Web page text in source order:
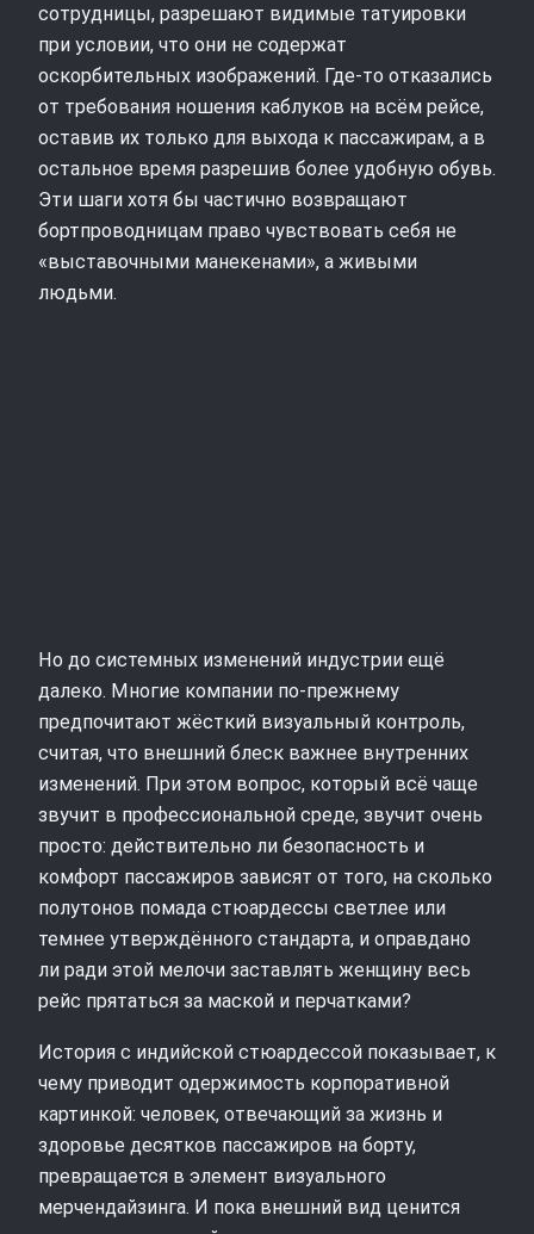
сотрудницы, разрешают видимые татуировки
при условии, что они не содержат
оскорбительных изображений. Где‑то отказались
от требования ношения каблуков на всём рейсе,
оставив их только для выхода к пассажирам, а в
остальное время разрешив более удобную обувь.
Эти шаги хотя бы частично возвращают
бортпроводницам право чувствовать себя не
«выставочными манекенами», а живыми
людьми.
Но до системных изменений индустрии ещё
далеко. Многие компании по‑прежнему
предпочитают жёсткий визуальный контроль,
считая, что внешний блеск важнее внутренних
изменений. При этом вопрос, который всё чаще
звучит в профессиональной среде, звучит очень
просто: действительно ли безопасность и
комфорт пассажиров зависят от того, на сколько
полутонов помада стюардессы светлее или
темнее утверждённого стандарта, и оправдано
ли ради этой мелочи заставлять женщину весь
рейс прятаться за маской и перчатками?
История с индийской стюардессой показывает, к
чему приводит одержимость корпоративной
картинкой: человек, отвечающий за жизнь и
здоровье десятков пассажиров на борту,
превращается в элемент визуального
мерчендайзинга. И пока внешний вид ценится